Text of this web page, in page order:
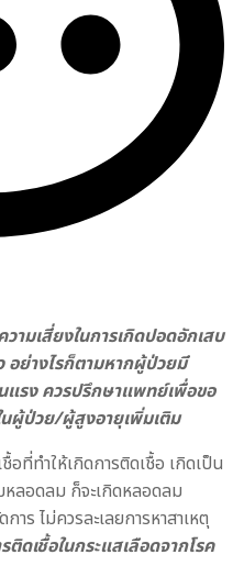
ามเสี่ยงในการเกิดปอดอักเสบ
อย่างไรก็ตามหากผู้ป่วยมี
แรง ควรปรึกษาแพทย์เพื่อขอ
นผู้ป่วย/ผู้สูงอายุเพิ่มเติม
อที่ทำให้เกิดการติดเชื้อ เกิดเป็น
ลอดลม ก็จะเกิดหลอดลม
าร ไม่ควรละเลยการหาสาเหตุ
ติดเชื้อในกระแสเลือดจากโรค